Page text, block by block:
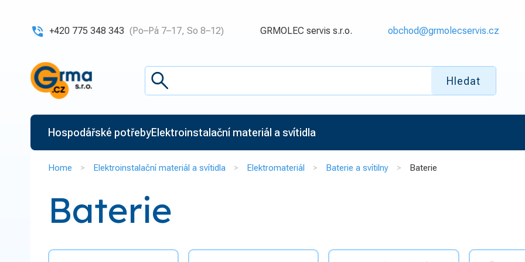
+420 775 348 343 (Po–Pá 7–17, So 8–12) GRMOLEC servis s.r.o. obchod@grmolecservis.cz
Hledat
Hospodářské potřebyElektroinstalační materiál a svítidla
Home Elektroinstalační materiál a svítidla Elektromateriál Baterie a svítilny Baterie
Baterie